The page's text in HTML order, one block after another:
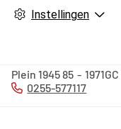
Instellingen
Plein 194585 1971GC
Tel:
0255-577117